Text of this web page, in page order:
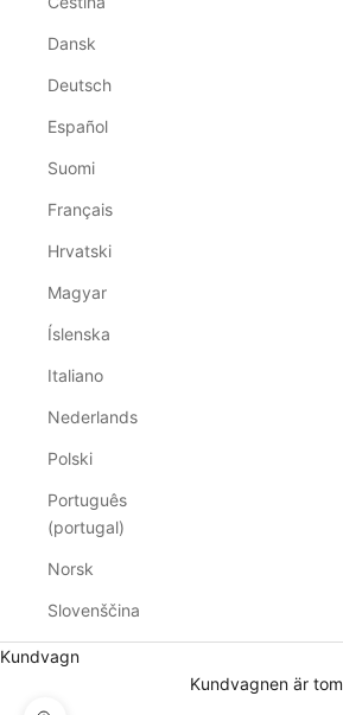
Dansk
Deutsch
Español
Suomi
Français
Hrvatski
Magyar
Íslenska
Italiano
Nederlands
Polski
Português
(portugal)
Norsk
Slovenščina
Kundvagn
Kundvagnen är tom